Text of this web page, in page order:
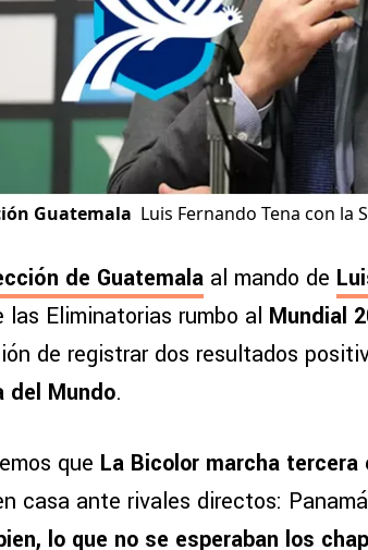
Guatemala Luis Fernando Tena con la
de Guatemala al mando de
las Eliminatorias rumbo al Mundial
de registrar dos resultados
del Mundo.
que La Bicolor marcha tercera
casa ante rivales directos:
lo que no se esperaban los